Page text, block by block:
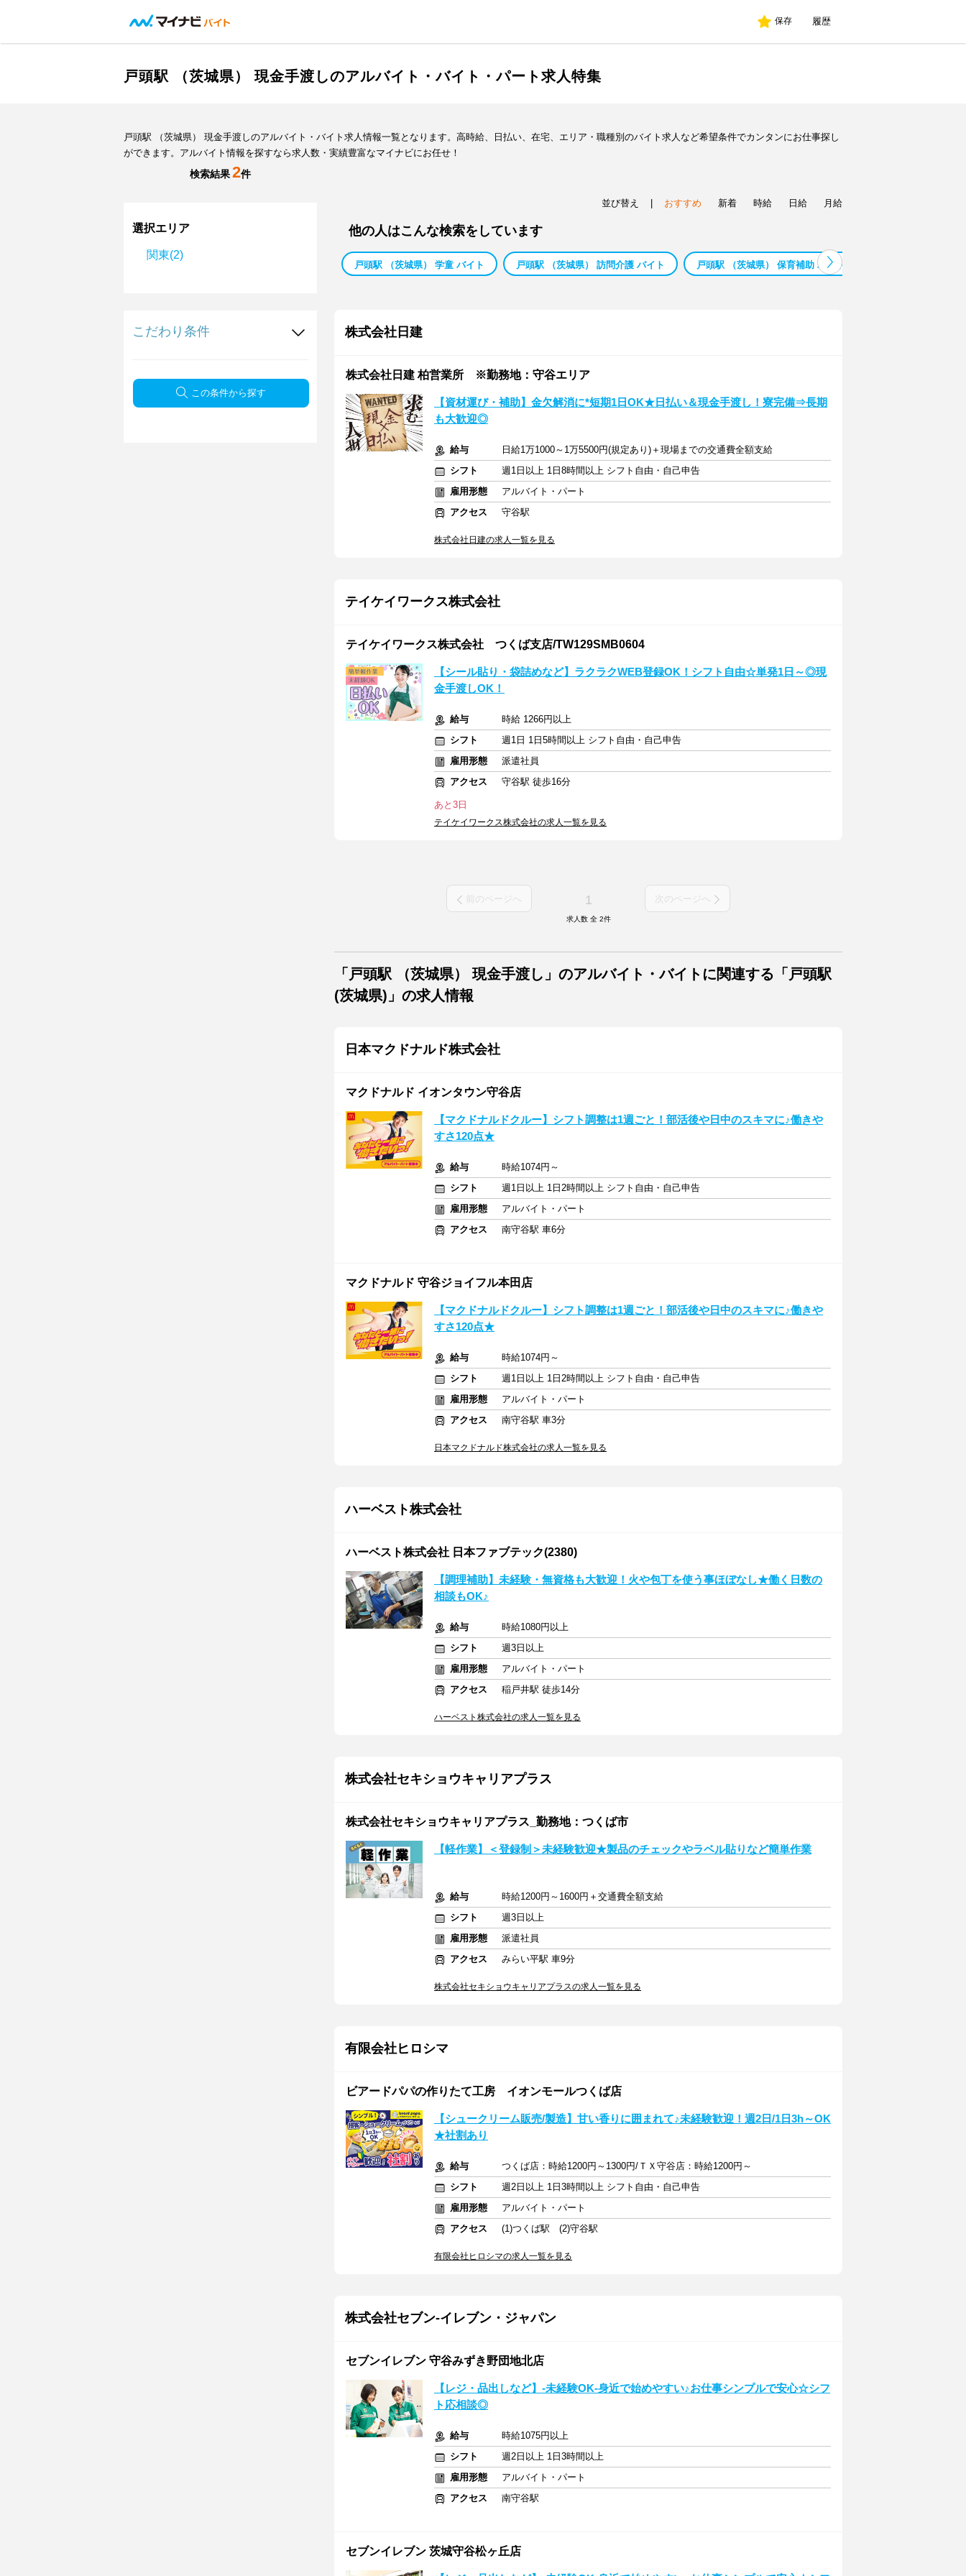
保存 履歴
戸頭駅 （茨城県） 現金手渡しのアルバイト・バイト・パート求人特集
戸頭駅 （茨城県） 現金手渡しのアルバイト・バイト求人情報一覧となります。高時給、日払い、在宅、エリア・職種別のバイト求人など希望条件でカンタンにお仕事探し
ができます。アルバイト情報を探すなら求人数・実績豊富なマイナビにお任せ！
検索結果2件
選択エリア
関東(2)
こだわり条件
この条件から探す
並び替え おすすめ 新着 時給 日給 月給
他の人はこんな検索をしています
戸頭駅 （茨城県） 学童 バイト 戸頭駅 （茨城県） 訪問介護 バイト 戸頭駅 （茨城県） 保育補助 バイト
株式会社日建
株式会社日建 柏営業所 ※勤務地：守谷エリア
【資材運び・補助】金欠解消に*短期1日OK★日払い＆現金手渡し！寮完備⇒長期
も大歓迎◎
給与
日給1万1000～1万5500円(規定あり)＋現場までの交通費全額支給
シフト
週1日以上 1日8時間以上 シフト自由・自己申告
雇用形態
アルバイト・パート
アクセス
守谷駅
株式会社日建の求人一覧を見る
テイケイワークス株式会社
テイケイワークス株式会社 つくば支店/TW129SMB0604
【シール貼り・袋詰めなど】ラクラクWEB登録OK！シフト自由☆単発1日～◎現
金手渡しOK！
給与
時給 1266円以上
シフト
週1日 1日5時間以上 シフト自由・自己申告
雇用形態
派遣社員
アクセス
守谷駅 徒歩16分
あと3日
テイケイワークス株式会社の求人一覧を見る
前のページへ 1 次のページへ
求人数 全 2件
「戸頭駅 （茨城県） 現金手渡し」のアルバイト・バイトに関連する「戸頭駅
(茨城県)」の求人情報
日本マクドナルド株式会社
マクドナルド イオンタウン守谷店
【マクドナルドクルー】シフト調整は1週ごと！部活後や日中のスキマに♪働きや
すさ120点★
給与
時給1074円～
シフト
週1日以上 1日2時間以上 シフト自由・自己申告
雇用形態
アルバイト・パート
アクセス
南守谷駅 車6分
マクドナルド 守谷ジョイフル本田店
【マクドナルドクルー】シフト調整は1週ごと！部活後や日中のスキマに♪働きや
すさ120点★
給与
時給1074円～
シフト
週1日以上 1日2時間以上 シフト自由・自己申告
雇用形態
アルバイト・パート
アクセス
南守谷駅 車3分
日本マクドナルド株式会社の求人一覧を見る
ハーベスト株式会社
ハーベスト株式会社 日本ファブテック(2380)
【調理補助】未経験・無資格も大歓迎！火や包丁を使う事ほぼなし★働く日数の
相談もOK♪
給与
時給1080円以上
シフト
週3日以上
雇用形態
アルバイト・パート
アクセス
稲戸井駅 徒歩14分
ハーベスト株式会社の求人一覧を見る
株式会社セキショウキャリアプラス
株式会社セキショウキャリアプラス_勤務地：つくば市
【軽作業】＜登録制＞未経験歓迎★製品のチェックやラベル貼りなど簡単作業
給与
時給1200円～1600円＋交通費全額支給
シフト
週3日以上
雇用形態
派遣社員
アクセス
みらい平駅 車9分
株式会社セキショウキャリアプラスの求人一覧を見る
有限会社ヒロシマ
ビアードパパの作りたて工房 イオンモールつくば店
【シュークリーム販売/製造】甘い香りに囲まれて♪未経験歓迎！週2日/1日3h～OK
★社割あり
給与
つくば店：時給1200円～1300円/ＴＸ守谷店：時給1200円～
シフト
週2日以上 1日3時間以上 シフト自由・自己申告
雇用形態
アルバイト・パート
アクセス
(1)つくば駅 (2)守谷駅
有限会社ヒロシマの求人一覧を見る
株式会社セブン-イレブン・ジャパン
セブンイレブン 守谷みずき野団地北店
【レジ・品出しなど】-未経験OK-身近で始めやすい♪お仕事シンプルで安心☆シフ
ト応相談◎
給与
時給1075円以上
シフト
週2日以上 1日3時間以上
雇用形態
アルバイト・パート
アクセス
南守谷駅
セブンイレブン 茨城守谷松ヶ丘店